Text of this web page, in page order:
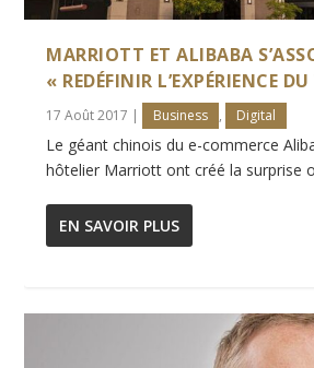
MARRIOTT ET ALIBABA
« REDÉFINIR L’EXPÉRIENCE
17 Août 2017 | Business , Digital
Le géant chinois du e-commerce
hôtelier Marriott ont créé la surprise
EN SAVOIR PLUS